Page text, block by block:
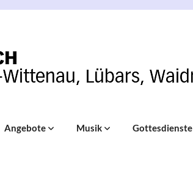
Angebote Musik Gottesdienste